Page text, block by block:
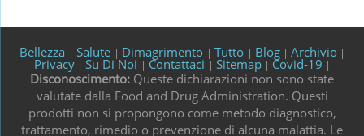
Bellezza | Salute | Dimagrimento | Tutto | Blog| Archivio|
Privacy| Su Di Noi | Contattaci | Sitemap| Covid-19 |
Disconoscimento: Queste dichiarazioni non sono state
valutate dalla Food and Drug Administration. Questi
prodotti non si propongono come metodo diagnostico,
trattamento, rimedio o prevenzione di alcuna malattia. Le